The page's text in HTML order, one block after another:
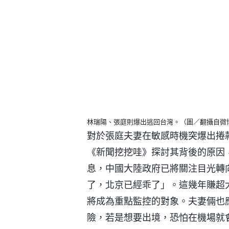
林瑞陽、張庭則爆出逃回台灣。（圖／翻攝自微
對於張庭夫妻在敏感時機突爆出
《新聞挖挖哇》探討其背後的原
息，中國大陸政府已將關注目光
了，北京已經乖了」。這幾年賺
將成為重點監控的對象。夫妻倆
險，若是想要出境，恐怕在機場就